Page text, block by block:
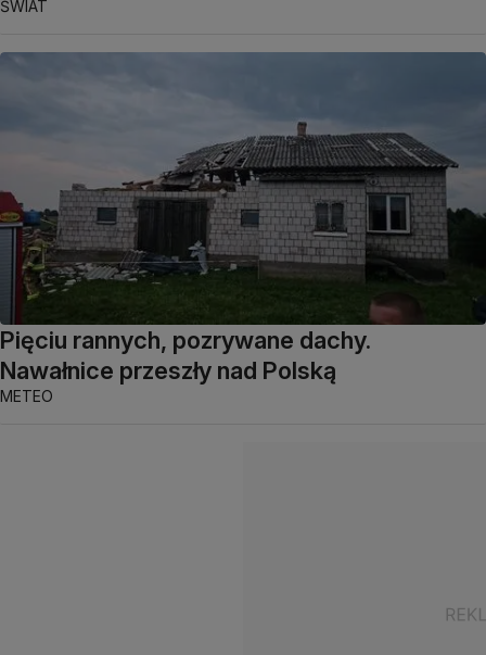
ŚWIAT
Pięciu rannych, pozrywane dachy.
Nawałnice przeszły nad Polską
METEO